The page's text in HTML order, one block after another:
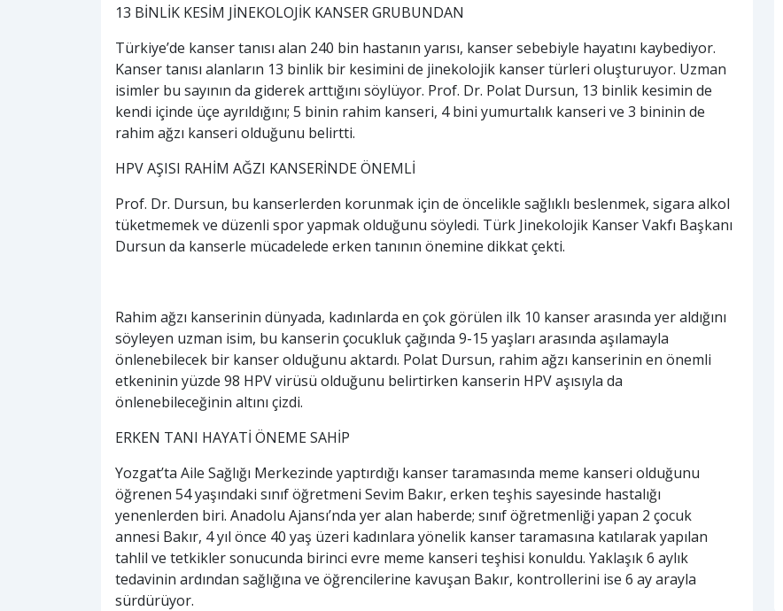
13 BİNLİK KESİM JİNEKOLOJİK KANSER GRUBUNDAN
Türkiye’de kanser tanısı alan 240 bin hastanın yarısı, kanser sebebiyle hayatını kaybediyor.
Kanser tanısı alanların 13 binlik bir kesimini de jinekolojik kanser türleri oluşturuyor. Uzman
isimler bu sayının da giderek arttığını söylüyor. Prof. Dr. Polat Dursun, 13 binlik kesimin de
kendi içinde üçe ayrıldığını; 5 binin rahim kanseri, 4 bini yumurtalık kanseri ve 3 bininin de
rahim ağzı kanseri olduğunu belirtti.
HPV AŞISI RAHİM AĞZI KANSERİNDE ÖNEMLİ
Prof. Dr. Dursun, bu kanserlerden korunmak için de öncelikle sağlıklı beslenmek, sigara alkol
tüketmemek ve düzenli spor yapmak olduğunu söyledi. Türk Jinekolojik Kanser Vakfı Başkanı
Dursun da kanserle mücadelede erken tanının önemine dikkat çekti.
Rahim ağzı kanserinin dünyada, kadınlarda en çok görülen ilk 10 kanser arasında yer aldığını
söyleyen uzman isim, bu kanserin çocukluk çağında 9-15 yaşları arasında aşılamayla
önlenebilecek bir kanser olduğunu aktardı. Polat Dursun, rahim ağzı kanserinin en önemli
etkeninin yüzde 98 HPV virüsü olduğunu belirtirken kanserin HPV aşısıyla da
önlenebileceğinin altını çizdi.
ERKEN TANI HAYATİ ÖNEME SAHİP
Yozgat’ta Aile Sağlığı Merkezinde yaptırdığı kanser taramasında meme kanseri olduğunu
öğrenen 54 yaşındaki sınıf öğretmeni Sevim Bakır, erken teşhis sayesinde hastalığı
yenenlerden biri. Anadolu Ajansı’nda yer alan haberde; sınıf öğretmenliği yapan 2 çocuk
annesi Bakır, 4 yıl önce 40 yaş üzeri kadınlara yönelik kanser taramasına katılarak yapılan
tahlil ve tetkikler sonucunda birinci evre meme kanseri teşhisi konuldu. Yaklaşık 6 aylık
tedavinin ardından sağlığına ve öğrencilerine kavuşan Bakır, kontrollerini ise 6 ay arayla
sürdürüyor.